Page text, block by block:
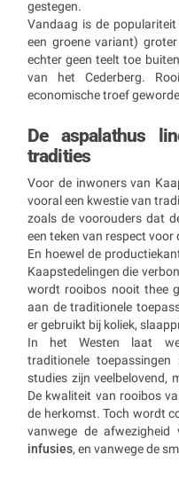
gestegen.
Vandaag is de populariteit
een groene variant)
echter geen teelt toe
van het Cederberg.
economische troef
De aspalathus
tradities
Voor de inwoners van
vooral een kwestie van
zoals de voorouders dat
een teken van respect voor
En hoewel de
Kaapstedelingen die
wordt rooibos nooit thee
aan de traditionele
er gebruikt bij koliek,
In het Westen laat
traditionele
studies zijn veelbelovend,
De kwaliteit van rooibos
de herkomst. Toch wordt
vanwege de
infusies, en vanwege de